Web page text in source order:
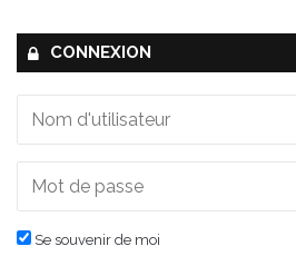
CONNEXION
Se souvenir de moi